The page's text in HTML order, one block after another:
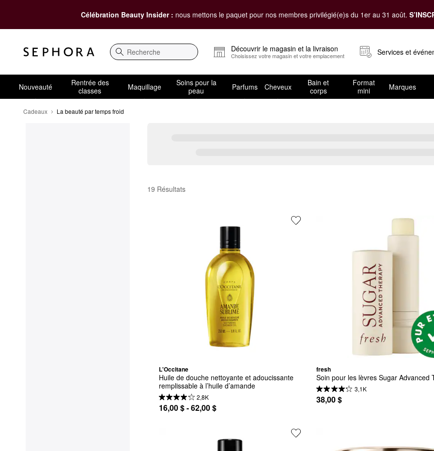
Célébration Beauty Insider : nous mettons le paquet pour nos membres privilégié(e)s du 1er au 31 août.
Recherche
Découvrir le magasin et la livraison
Choisissez votre magasin et votre emplacement Services et
Nouveauté
Rentrée des
classes
Maquillage
Soins pour la
peau
Parfums Cheveux
Bain et
corps
Format
mini
Marques
Cadeaux La beauté par temps froid
La beauté par temps froid
19 Résultats
L'Occitane
Huile de douche nettoyante et adoucissante
remplissable à l’huile d’amande
2,8K
16,00 $ - 62,00 $
fresh
Soin pour les lèvres Sugar Advanced
3,1K
38,00 $